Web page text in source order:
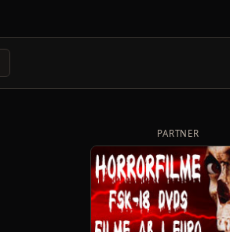
PARTNER